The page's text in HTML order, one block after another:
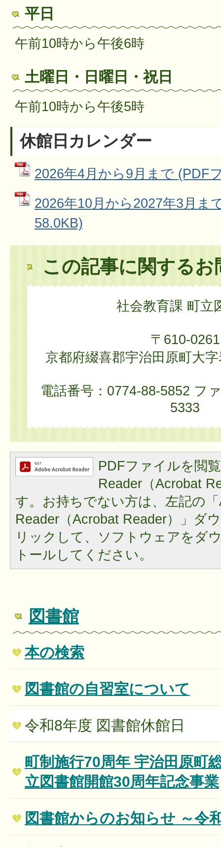
平日
午前10時から午後6時
土曜日・日曜日・祝日
午前10時から午後5時
休館日カレンダー
2026年4月から9月まで (PDF
2026年10月から2027年3月ま
58.0KB)
この記事に関するお
社会教育課 町立
〒610-0261
京都府綴喜郡宇治田原町大
電話番号：0774-88-5852 フ
5333
PDFファイルを閲
Reader（Acrobat
す。お持ちでない方は、左記の
Reader（Acrobat Reader）」ダ
リックして、ソフトウェアをダ
トールしてください。
図書館
本の検索
図書館の自習室について
令和8年度 図書館休館日
町制施行70周年 宇治田原町
立図書館開館30周年記念事業
図書館からのお知らせ ～令